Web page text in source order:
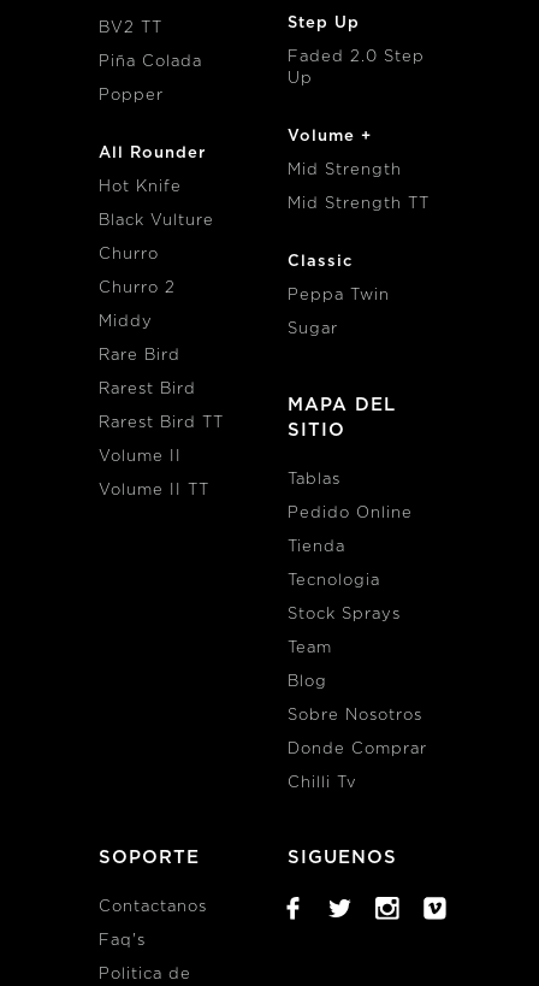
BV2 TT
Piña Colada
Popper
All Rounder
Hot Knife
Black Vulture
Churro
Churro 2
Middy
Rare Bird
Rarest Bird
Rarest Bird TT
Volume II
Volume II TT
Step Up
Faded 2.0 Step
Up
Volume +
Mid Strength
Mid Strength TT
Classic
Peppa Twin
Sugar
MAPA DEL
SITIO
Tablas
Pedido Online
Tienda
Tecnologia
Stock Sprays
Team
Blog
Sobre Nosotros
Donde Comprar
Chilli Tv
SOPORTE
Contactanos
Faq's
Politica de
SIGUENOS